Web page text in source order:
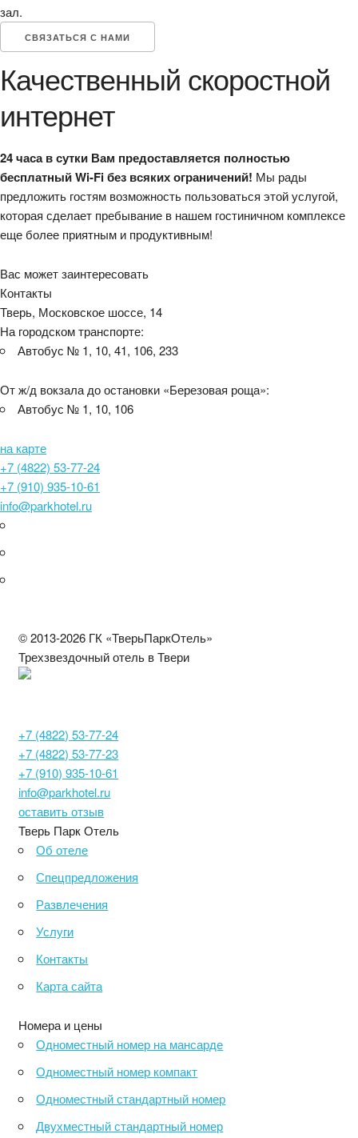
зал.
СВЯЗАТЬСЯ С НАМИ
Качественный скоростной
интернет
24 часа в сутки Вам предоставляется полностью
бесплатный Wi-Fi без всяких ограничений! Мы рады
предложить гостям возможность пользоваться этой услугой,
которая сделает пребывание в нашем гостиничном комплексе
еще более приятным и продуктивным!
Вас может заинтересовать
Контакты
Тверь, Московское шоссе, 14
На городском транспорте:
Автобус № 1, 10, 41, 106, 233
От ж/д вокзала до остановки «Березовая роща»:
Автобус № 1, 10, 106
на карте
+7 (4822) 53-77-24
+7 (910) 935-10-61
info@parkhotel.ru
© 2013-2026 ГК «ТверьПаркОтель»
Трехзвездочный отель в Твери
+7 (4822) 53-77-24
+7 (4822) 53-77-23
+7 (910) 935-10-61
info@parkhotel.ru
оставить отзыв
Тверь Парк Отель
Об отеле
Спецпредложения
Развлечения
Услуги
Контакты
Карта сайта
Номера и цены
Одноместный номер на мансарде
Одноместный номер компакт
Одноместный стандартный номер
Двухместный стандартный номер